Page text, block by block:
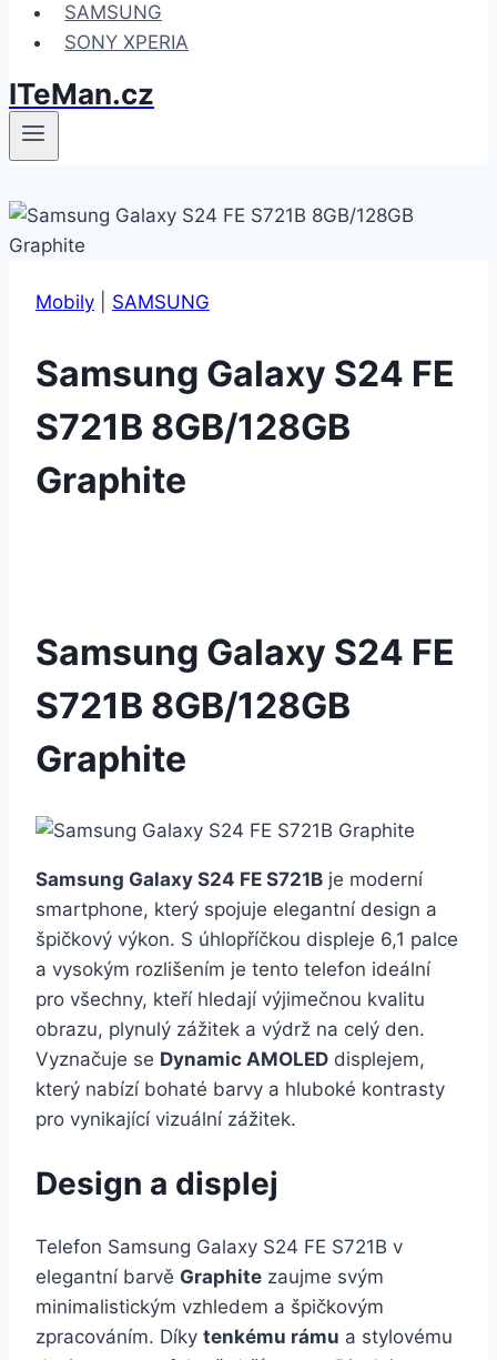
SAMSUNG
SONY XPERIA
ITeMan.cz
Mobily SAMSUNG
Samsung Galaxy S24 FE
S721B 8GB/128GB
Graphite
Samsung Galaxy S24 FE
S721B 8GB/128GB
Graphite
Samsung Galaxy S24 FE S721B je moderní
smartphone, který spojuje elegantní design a
špičkový výkon. S úhlopříčkou displeje 6,1 palce
a vysokým rozlišením je tento telefon ideální
pro všechny, kteří hledají výjimečnou kvalitu
obrazu, plynulý zážitek a výdrž na celý den.
Vyznačuje se Dynamic AMOLED displejem,
který nabízí bohaté barvy a hluboké kontrasty
pro vynikající vizuální zážitek.
Design a displej
Telefon Samsung Galaxy S24 FE S721B v
elegantní barvě Graphite zaujme svým
minimalistickým vzhledem a špičkovým
zpracováním. Díky tenkému rámu a stylovému